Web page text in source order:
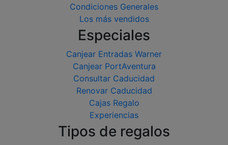
Condiciones Generales
Los más vendidos
Especiales
Canjear Entradas Warner
Canjear PortAventura
Consultar Caducidad
Renovar Caducidad
Cajas Regalo
Experiencias
Tipos de regalos